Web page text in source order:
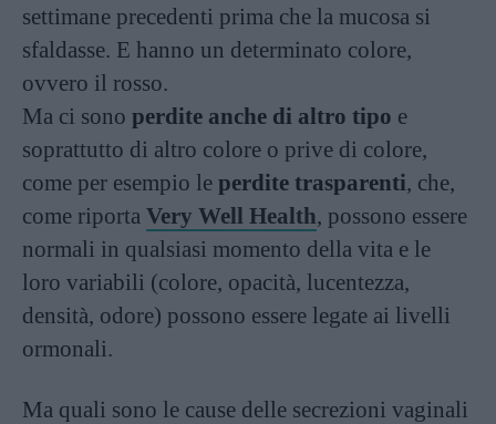
settimane precedenti prima che la mucosa si
sfaldasse. E hanno un determinato colore,
ovvero il rosso.
Ma ci sono perdite anche di altro tipo e
soprattutto di altro colore o prive di colore,
come per esempio le perdite trasparenti, che,
come riporta Very Well Health, possono essere
normali in qualsiasi momento della vita e le
loro variabili (colore, opacità, lucentezza,
densità, odore) possono essere legate ai livelli
ormonali.
Ma quali sono le cause delle secrezioni vaginali